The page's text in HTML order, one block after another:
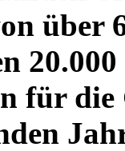
über
für die